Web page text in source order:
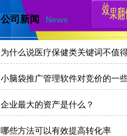
公司新闻 News
为什么说医疗保健类关键词不值
小脑袋推广管理软件对竞价的一
企业最大的资产是什么？
哪些方法可以有效提高转化率